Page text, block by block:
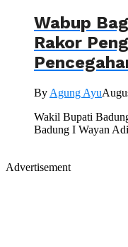
Wabup
Rakor
By Agung Ayu
Wakil Bupati
Badung I Wayan
Advertisement